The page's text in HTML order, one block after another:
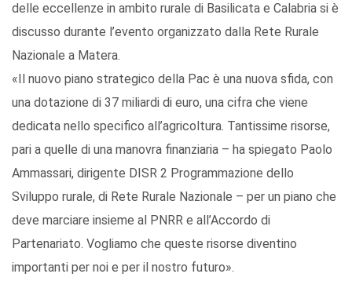
delle eccellenze in ambito rurale di Basilicata e Calabria si è
discusso durante l’evento organizzato dalla Rete Rurale
Nazionale a Matera.
«Il nuovo piano strategico della Pac è una nuova sfida, con
una dotazione di 37 miliardi di euro, una cifra che viene
dedicata nello specifico all’agricoltura. Tantissime risorse,
pari a quelle di una manovra finanziaria – ha spiegato Paolo
Ammassari, dirigente DISR 2 Programmazione dello
Sviluppo rurale, di Rete Rurale Nazionale – per un piano che
deve marciare insieme al PNRR e all’Accordo di
Partenariato. Vogliamo che queste risorse diventino
importanti per noi e per il nostro futuro».